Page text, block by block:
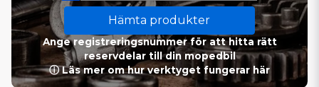
Hämta produkter
Ange registreringsnummer för att hitta rätt
reservdelar till din mopedbil
ⓘ Läs mer om hur verktyget fungerar här